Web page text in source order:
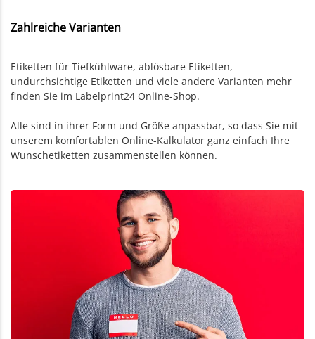
Zahlreiche Varianten
Etiketten für Tiefkühlware, ablösbare Etiketten,
undurchsichtige Etiketten und viele andere Varianten mehr
finden Sie im Labelprint24 Online-Shop.
Alle sind in ihrer Form und Größe anpassbar, so dass Sie mit
unserem komfortablen Online-Kalkulator ganz einfach Ihre
Wunschetiketten zusammenstellen können.